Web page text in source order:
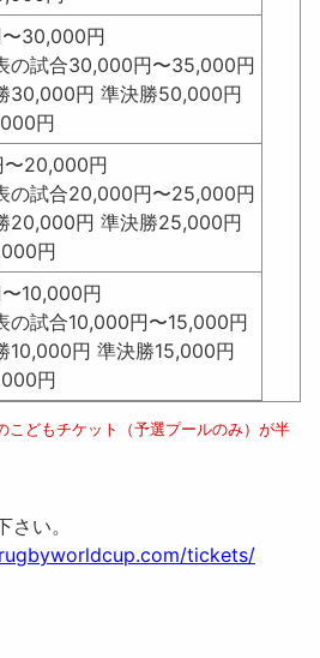
30,000円
の試合30,000円〜35,000円
30,000円 準決勝50,000円
円
〜20,000円
の試合20,000円〜25,000円
20,000円 準決勝25,000円
円
10,000円
の試合10,000円〜15,000円
10,000円 準決勝15,000円
円
こどもチケット（予選プールのみ）が半
い。
tickets/